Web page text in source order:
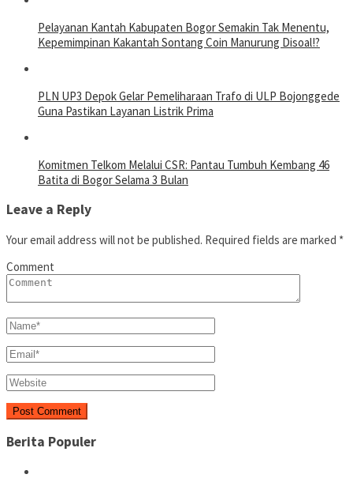
Pelayanan Kantah Kabupaten Bogor Semakin Tak Menentu,
Kepemimpinan Kakantah Sontang Coin Manurung Disoal!?
PLN UP3 Depok Gelar Pemeliharaan Trafo di ULP Bojonggede
Guna Pastikan Layanan Listrik Prima
Komitmen Telkom Melalui CSR: Pantau Tumbuh Kembang 46
Batita di Bogor Selama 3 Bulan
Leave a Reply
Your email address will not be published. Required fields are marked *
Comment
Berita Populer